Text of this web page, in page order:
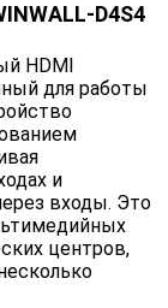
D4S4
HDMI
для работы
и
входы. Это
центров,